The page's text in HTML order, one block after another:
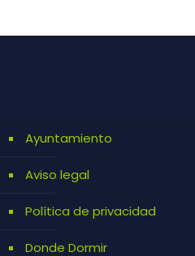
Ayuntamiento
Aviso legal
Política de privacidad
Donde Dormir